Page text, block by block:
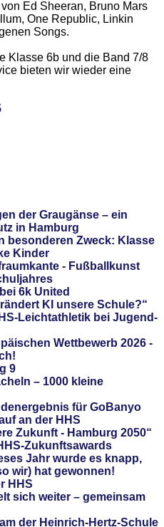
Ed Sheeran, Bruno Mars
One Republic, Linkin
Songs.
Klasse 6b und die Band 7/8
bieten wir wieder eine
der Graugänse – ein
in Hamburg
besonderen Zweck: Klasse
Kinder
- Fußballkunst
6k United
KI unsere Schule?“
Leichtathletik bei Jugend-
Wettbewerb 2026 -
9
– 1000 kleine
für GoBanyo
an der HHS
Zukunft - Hamburg 2050“
Zukunftsawards
Jahr wurde es knapp,
wir) hat gewonnen!
HHS
sich weiter – gemeinsam
der Heinrich-Hertz-Schule